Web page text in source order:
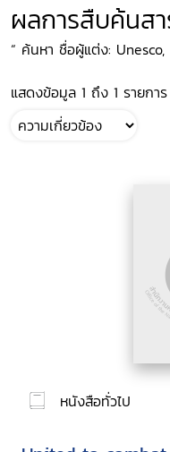
ผลการสืบค้นส
“ ค้นหา ชื่อผู้แต่ง:
แสดงข้อมูล 1 ถึง 1 รายกา
หนังสือทั่วไป